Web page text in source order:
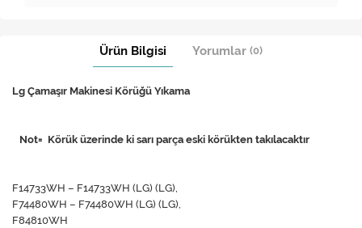
Ürün Bilgisi Yorumlar (0)
Lg Çamaşır Makinesi Körüğü Yıkama
Not= Körük üzerinde ki sarı parça eski körükten takılacaktır
F14733WH – F14733WH (LG) (LG),
F74480WH – F74480WH (LG) (LG),
F84810WH